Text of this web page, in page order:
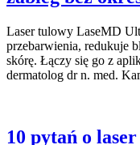
Laser tulowy LaseMD
przebarwienia, redukuje
skórę. Łączy się go z
dermatolog dr n. med.
10 pytań o